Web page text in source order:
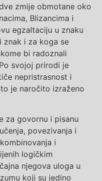
zmije obmotane oko
Blizancima i
egzaltaciju u znaku
znak i za koga se
bi radoznali
svojoj prirodi je
nepristrasnost i
je naročito izraženo
za govornu i pisanu
povezivanja i
i
logičkim
njegova uloga u
koji su jedino